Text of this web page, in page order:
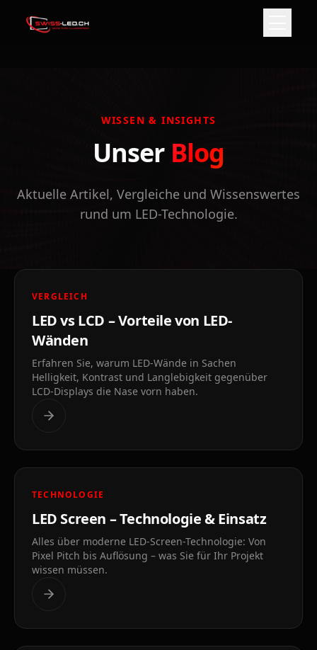
WISSEN & INSIGHTS
Unser Blog
Aktuelle Artikel, Vergleiche und Wissenswertes
rund um LED-Technologie.
VERGLEICH
LED vs LCD – Vorteile von LED-
Wänden
Erfahren Sie, warum LED-Wände in Sachen
Helligkeit, Kontrast und Langlebigkeit gegenüber
LCD-Displays die Nase vorn haben.
TECHNOLOGIE
LED Screen – Technologie & Einsatz
Alles über moderne LED-Screen-Technologie: Von
Pixel Pitch bis Auflösung – was Sie für Ihr Projekt
wissen müssen.